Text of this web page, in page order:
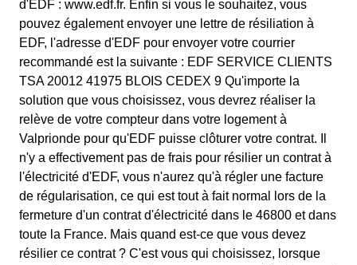
d'EDF : www.edf.fr. Enfin si vous le souhaitez, vous
pouvez également envoyer une lettre de résiliation à
EDF, l'adresse d'EDF pour envoyer votre courrier
recommandé est la suivante : EDF SERVICE CLIENTS
TSA 20012 41975 BLOIS CEDEX 9 Qu'importe la
solution que vous choisissez, vous devrez réaliser la
relève de votre compteur dans votre logement à
Valprionde pour qu'EDF puisse clôturer votre contrat. Il
n'y a effectivement pas de frais pour résilier un contrat à
l'électricité d'EDF, vous n'aurez qu'à régler une facture
de régularisation, ce qui est tout à fait normal lors de la
fermeture d'un contrat d'électricité dans le 46800 et dans
toute la France. Mais quand est-ce que vous devez
résilier ce contrat ? C'est vous qui choisissez, lorsque